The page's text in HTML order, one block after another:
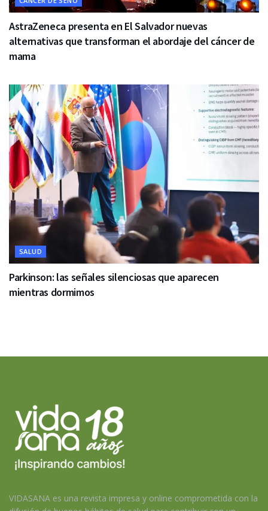
AstraZeneca presenta en El Salvador nuevas
alternativas que transforman el abordaje del cáncer de
mama
SALUD
Parkinson: las señales silenciosas que aparecen
mientras dormimos
VIDASANA es una revista impresa y online comprometida con la